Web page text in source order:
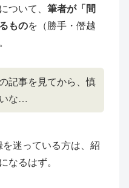
ついて、 筆者が「間
ものを（勝手・僭越
記事を見てから、慎
な…
迷っている方は、紹
なるはず。